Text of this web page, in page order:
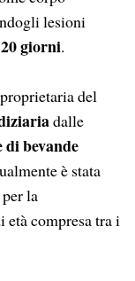
lesioni
20 giorni.
del
dalle
bevande
è stata
la
compresa tra i